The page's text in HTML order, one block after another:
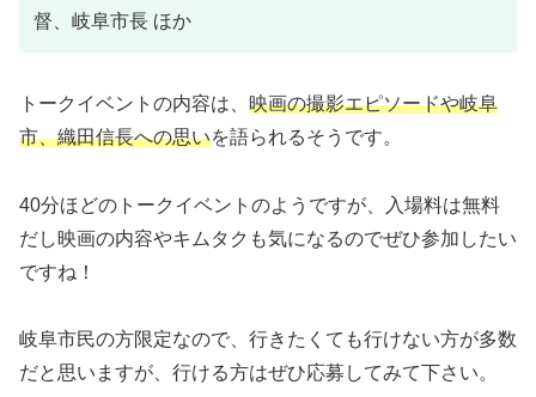
督、岐阜市長 ほか
トークイベントの内容は、 映画の撮影エピソードや岐阜
市、織田信長への思いを語られるそうです。
40分ほどのトークイベントのようですが、入場料は無料
だし映画の内容やキムタクも気になるのでぜひ参加したい
ですね！
岐阜市民の方限定なので、行きたくても行けない方が多数
だと思いますが、行ける方はぜひ応募してみて下さい。